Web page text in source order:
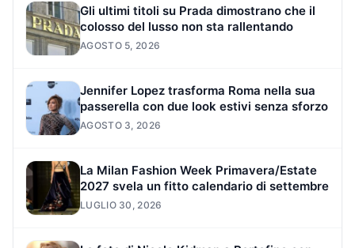
Gli ultimi titoli su Prada dimostrano che il
colosso del lusso non sta rallentando
AGOSTO 5, 2026
Jennifer Lopez trasforma Roma nella sua
passerella con due look estivi senza sforzo
AGOSTO 3, 2026
La Milan Fashion Week Primavera/Estate
2027 svela un fitto calendario di settembre
LUGLIO 30, 2026